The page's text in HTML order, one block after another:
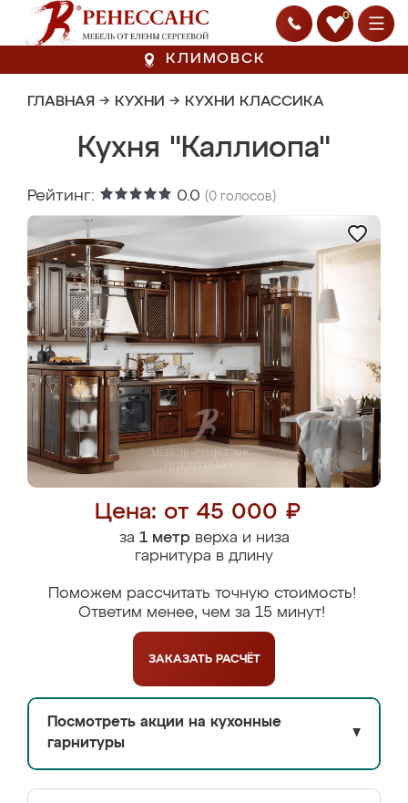
0
КЛИМОВСК
ГЛАВНАЯ → КУХНИ → КУХНИ КЛАССИКА
Кухня "Каллиопа"
Рейтинг: 0.0 (0 голосов)
Цена: от 45 000 ₽
за 1 метрверха и низа
гарнитура в длину
Поможем рассчитать точную стоимость!
Ответим менее, чем за 15 минут!
ЗАКАЗАТЬ РАСЧЁТ
Посмотреть акции на кухонные
гарнитуры
▼